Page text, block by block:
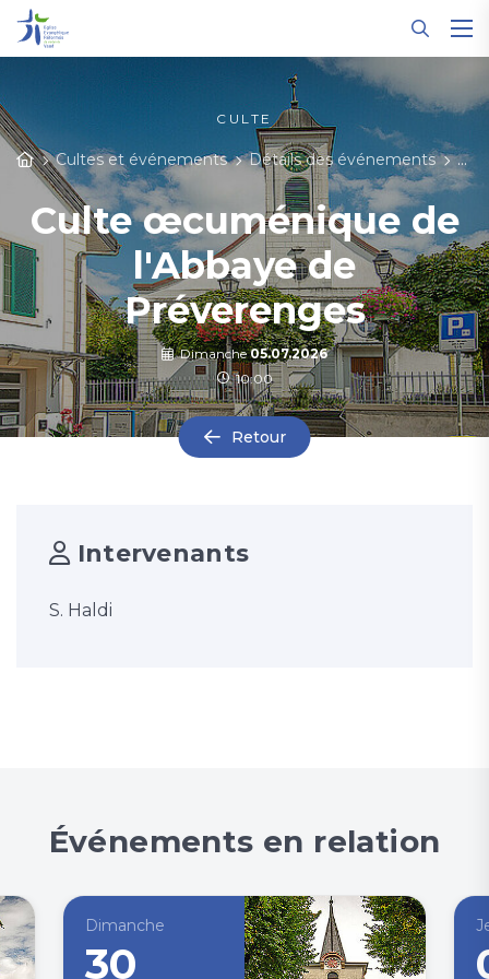
CULTE
Cultes et événements Détails des événements
Culte œcuménique de
l'Abbaye de
Préverenges
Dimanche05.07.2026
10:00
Retour
Intervenants
S. Haldi
Événements en relation
Dimanche
30
Panneau de gestion des cookies